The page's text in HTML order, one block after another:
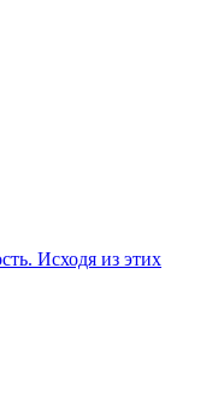
Исходя из этих